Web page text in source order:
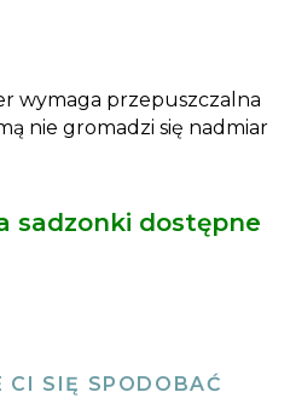
wymaga przepuszczalna
nie gromadzi się nadmiar
sadzonki dostępne
CI SIĘ SPODOBAĆ